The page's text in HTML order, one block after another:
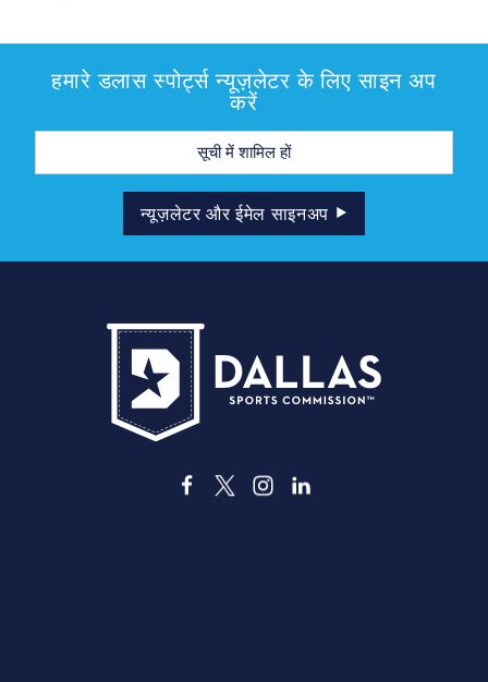
हमारे डलास स्पोर्ट्स न्यूज़लेटर के लिए साइन अप
करें
मेल
न्यूज़लेटर और ईमेल साइनअप